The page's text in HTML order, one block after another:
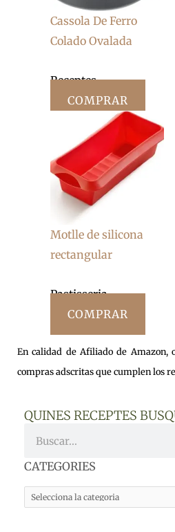
Cassola De Ferro
Colado Ovalada
Receptes
COMPRAR
Motlle de silicona
rectangular
Pastisseria
COMPRAR
En calidad de Afiliado de Amazon,
compras adscritas que cumplen los
QUINES RECEPTES
CATEGORIES
CATEGORIES